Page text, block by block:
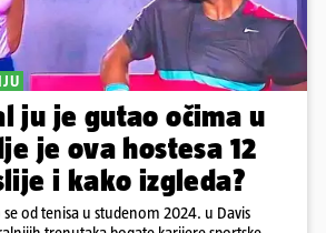
ju je gutao očima u
je ova hostesa 12
i kako izgleda?
od tenisa u studenom 2024. u Davis